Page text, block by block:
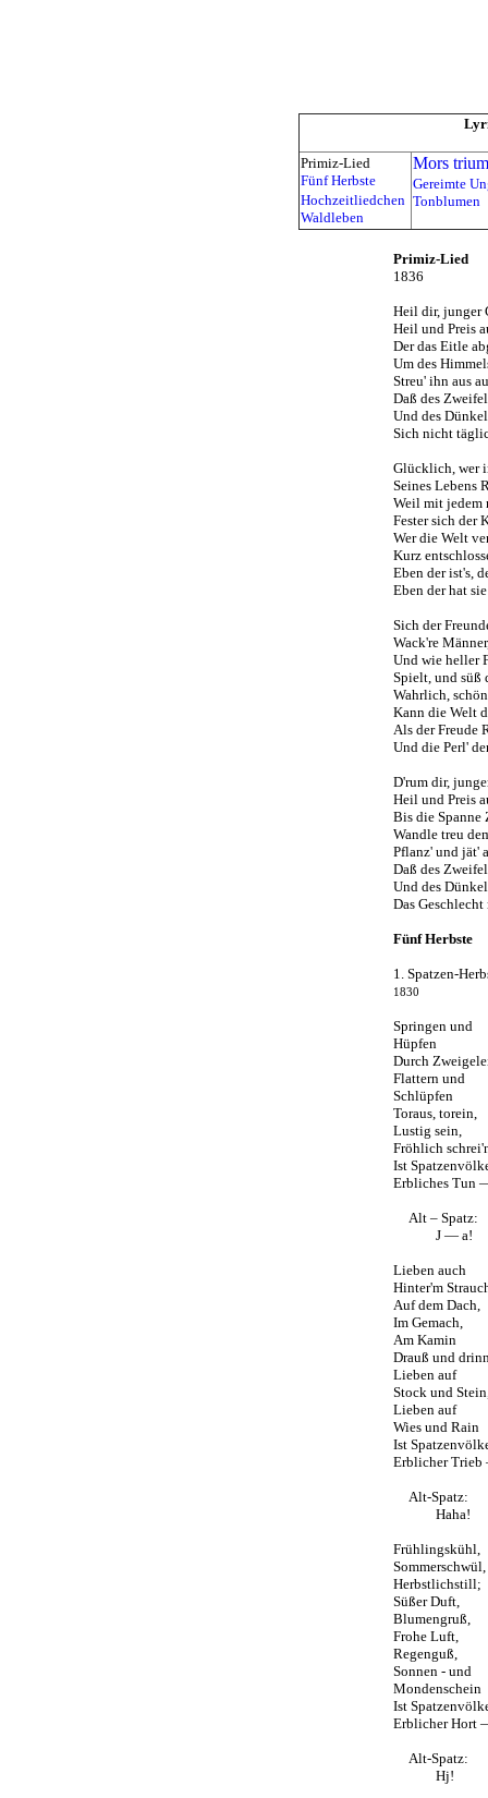
Primiz-Lied
Fünf Herbste
Hochzeitliedchen
Waldleben
Mors
Gereimte
Tonblumen
Primiz-Lied
1836
Heil dir, junger
Heil und Preis
Der das Eitle
Um des
Streu' ihn aus
Daß des
Und des
Sich nicht
Glücklich, wer
Seines Lebens
Weil mit jedem
Fester sich der
Wer die Welt
Kurz
Eben der ist's,
Eben der hat
Sich der
Wack're
Und wie heller
Spielt, und süß
Wahrlich,
Kann die Welt
Als der Freude
Und die Perl'
D'rum dir,
Heil und Preis
Bis die Spanne
Wandle treu
Pflanz' und jät'
Daß des
Und des
Das
Fünf Herbste
1. Spatzen-
1830
Springen und
Hüpfen
Durch
Flattern und
Schlüpfen
Toraus, torein,
Lustig sein,
Fröhlich
Ist
Erbliches Tun
Alt – Spatz:
J — a!
Lieben auch
Hinter'm
Auf dem Dach,
Im Gemach,
Am Kamin
Drauß und
Lieben auf
Stock und
Lieben auf
Wies und Rain
Ist
Erblicher
Alt-Spatz:
Haha!
Frühlingskühl,
Sommerschwül,
Herbstlichstill;
Süßer Duft,
Blumengruß,
Frohe Luft,
Regenguß,
Sonnen - und
Mondenschein
Ist
Erblicher Hort
Alt-Spatz:
Hj!